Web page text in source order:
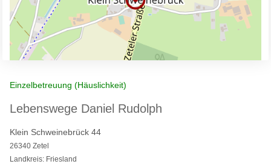
Einzelbetreuung (Häuslichkeit)
Lebenswege Daniel Rudolph
Klein Schweinebrück 44
26340 Zetel
Landkreis: Friesland